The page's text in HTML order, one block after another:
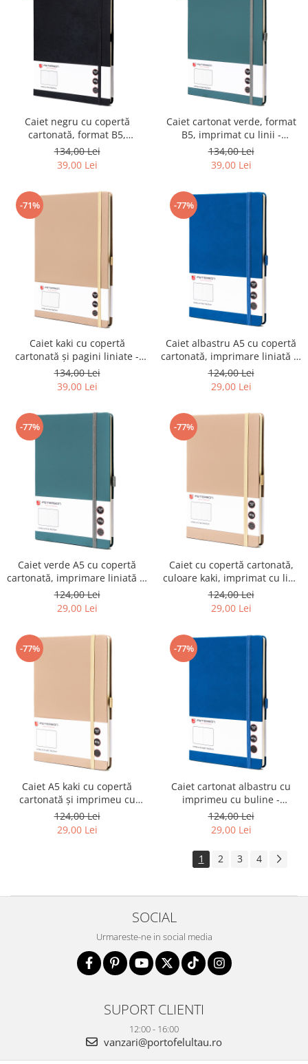
Caiet negru cu copertă
cartonată, format B5,
imprimat cu linii - Peterson
PTR-PTN NOT-6-LN-51-9027
134,00 Lei
39,00 Lei
Caiet cartonat verde, format
B5, imprimat cu linii -
Peterson PTR-PTN NOT-6-LN-
51-9102
134,00 Lei
39,00 Lei
-71%
Caiet kaki cu copertă
cartonată și pagini liniate -
Peterson PTR-PTN NOT-6-LN-
51-9140
134,00 Lei
39,00 Lei
-77%
Caiet albastru A5 cu copertă
cartonată, imprimare liniată și
închidere elastică - Peterson
PTR-PTN NOT-6-LN-52-9072
124,00 Lei
29,00 Lei
-77%
Caiet verde A5 cu copertă
cartonată, imprimare liniată și
buclă pentru pix - Peterson
PTR-PTN NOT-6-LN-52-9119
124,00 Lei
29,00 Lei
-77%
Caiet cu copertă cartonată,
culoare kaki, imprimat cu linii
- Peterson PTR-PTN NOT-6-LN-
52-9157
124,00 Lei
29,00 Lei
-77%
Caiet A5 kaki cu copertă
cartonată și imprimeu cu
buline - Peterson PTR-PTN
NOT-6-KP-52-9317
124,00 Lei
29,00 Lei
-77%
Caiet cartonat albastru cu
imprimeu cu buline -
Peterson PTR-PTN NOT-6-KP-
52-9232
124,00 Lei
29,00 Lei
1 2 3 4
SOCIAL
Urmareste-ne in social media
SUPORT CLIENTI
12:00 - 16:00
vanzari@portofelultau.ro